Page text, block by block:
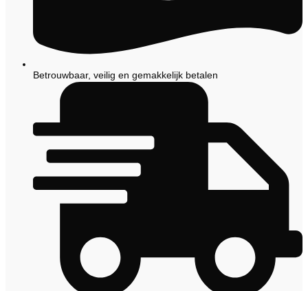
Betrouwbaar, veilig en gemakkelijk betalen